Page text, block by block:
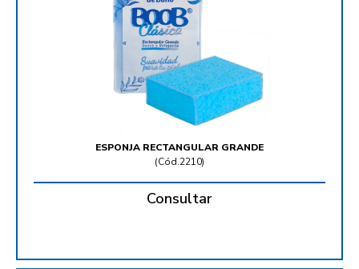
ESPONJA RECTANGULAR GRANDE
(Cód.2210)
Consultar